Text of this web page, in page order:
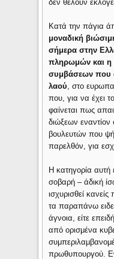
δεν θέλουν
Κατά την πάγια
μοναδική
σήμερα στην
πληρωμών και η
συμβάσεων που
λαού , στο
που, για να έχει
φαίνεται πως
διώξεων
βουλευτών που
παρελθόν, για
Η κατηγορία αυτή
σοβαρή – άδική
ισχυρισθεί
τα παραπάνω
άγνοια, είτε
από ορισμένα
πρωθυπουργού. Εν